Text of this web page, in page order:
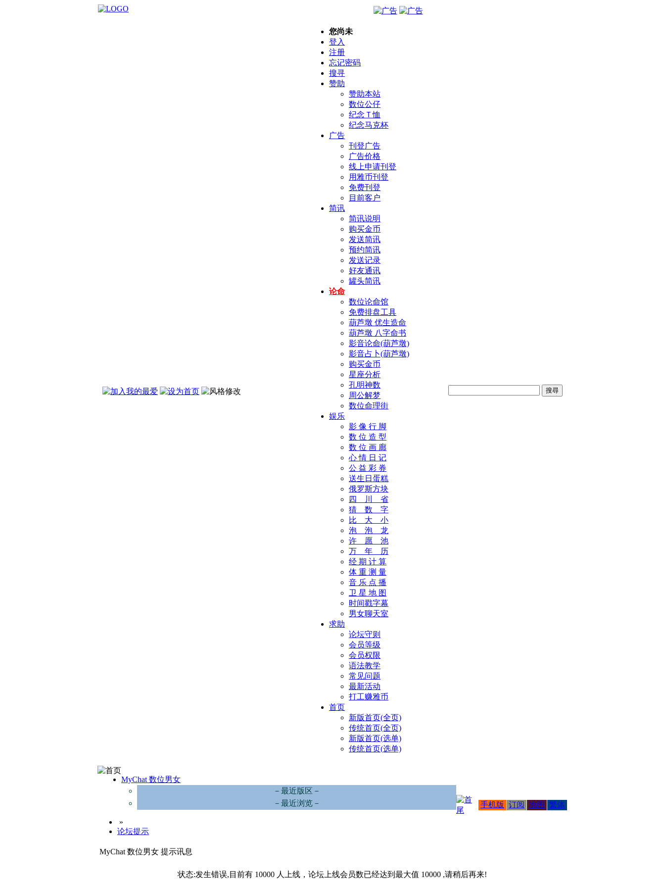
您尚未
登入
注册
忘记密码
搜寻
赞助
赞助本站
数位公仔
纪念Ｔ恤
纪念马克杯
广告
刊登广告
广告价格
线上申请刊登
用雅币刊登
免费刊登
目前客户
简讯
简讯说明
购买金币
发送简讯
预约简讯
发送记录
好友通讯
罐头简讯
论命
数位论命馆
免费排盘工具
葫芦墩 优生造命
葫芦墩 八字命书
影音论命(葫芦墩)
影音占卜(葫芦墩)
购买金币
星座分析
孔明神数
周公解梦
数位命理街
娱乐
影 像 行 脚
数 位 造 型
数 位 画 廊
心 情 日 记
公 益 彩 券
送生日蛋糕
俄罗斯方块
四 川 省
猜 数 字
比 大 小
泡 泡 龙
许 愿 池
万 年 历
经 期 计 算
体 重 测 量
音 乐 点 播
卫 星 地 图
时间戳字幕
男女聊天室
求助
论坛守则
会员等级
会员权限
语法教学
常见问题
最新活动
打工赚雅币
首页
新版首页(全页)
传统首页(全页)
新版首页(选单)
传统首页(选单)
MyChat 数位男女
－最近版区－
－最近浏览－
»
论坛提示
手机版 订阅 地图 繁体
MyChat 数位男女 提示讯息
状态:发生错误,目前有 10000 人上线，论坛上线会员数已经达到最大值 10000 ,请稍后再来!